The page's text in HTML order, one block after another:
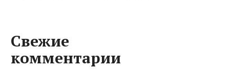
Свежие
комментарии